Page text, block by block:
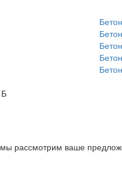
мы рассмотрим ваше